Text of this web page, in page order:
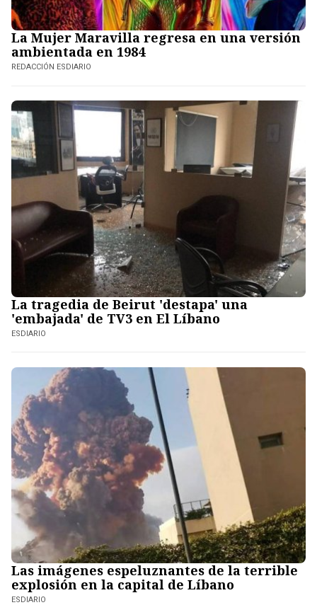
La Mujer Maravilla regresa en una versión
ambientada en 1984
REDACCIÓN ESDIARIO
La tragedia de Beirut 'destapa' una
'embajada' de TV3 en El Líbano
ESDIARIO
Las imágenes espeluznantes de la terrible
explosión en la capital de Líbano
ESDIARIO